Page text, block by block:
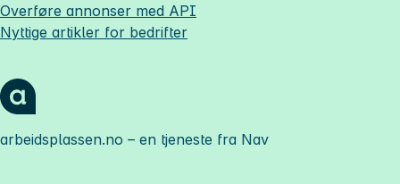
Overføre annonser med API
Nyttige artikler for bedrifter
arbeidsplassen.no – en tjeneste fra Nav